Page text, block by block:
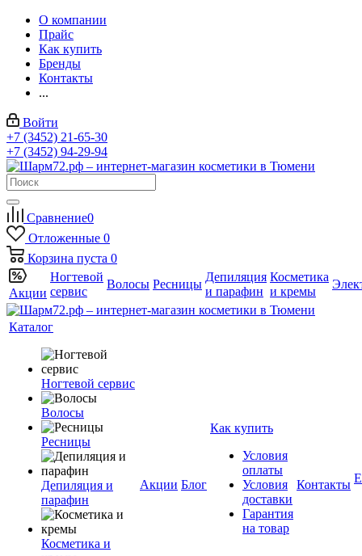
О компании
Прайс
Как купить
Бренды
Контакты
...
Войти
+7 (3452) 21-65-30
+7 (3452) 94-29-94
Сравнение0
Отложенные 0
Корзина пуста 0
Акции
Ногтевой
сервис
Волосы Ресницы
Депиляция
и парафин
Косметика
и кремы
Каталог
Ногтевой сервис
Волосы
Ресницы
Депиляция и
парафин
Косметика и
Акции Блог
Как купить
Условия
оплаты
Условия
доставки
Гарантия
на товар
Контакты